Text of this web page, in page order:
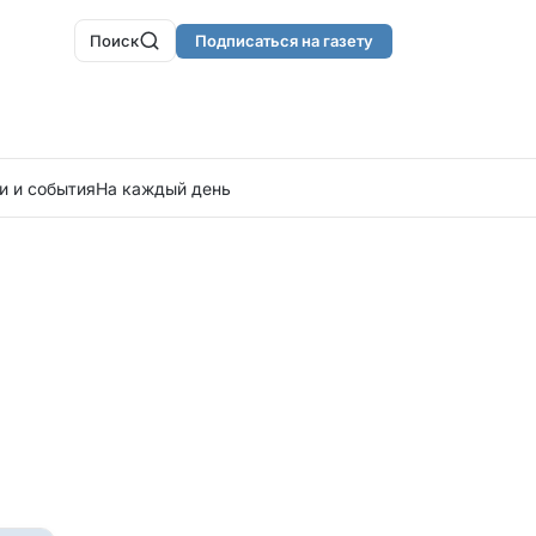
Поиск Подписаться на газету
и событияНа каждый день